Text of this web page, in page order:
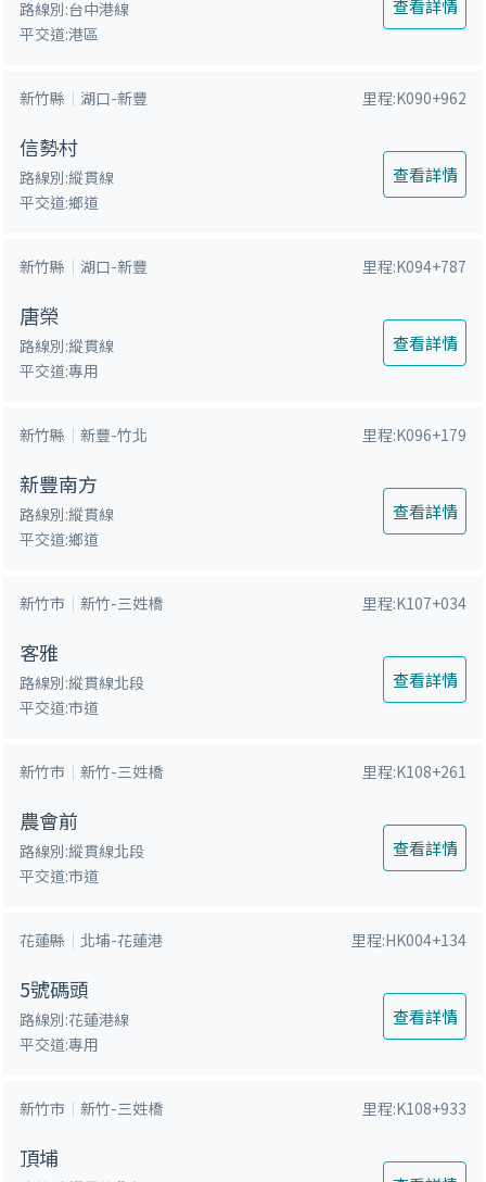
路線別:台中港線
平交道:港區
查看詳情
新竹縣 湖口-新豐 里程:K090+962
信勢村
路線別:縱貫線
平交道:鄉道
查看詳情
新竹縣 湖口-新豐 里程:K094+787
唐榮
路線別:縱貫線
平交道:專用
查看詳情
新竹縣 新豐-竹北 里程:K096+179
新豐南方
路線別:縱貫線
平交道:鄉道
查看詳情
新竹市 新竹-三姓橋 里程:K107+034
客雅
路線別:縱貫線北段
平交道:市道
查看詳情
新竹市 新竹-三姓橋 里程:K108+261
農會前
路線別:縱貫線北段
平交道:市道
查看詳情
花蓮縣 北埔-花蓮港 里程:HK004+134
5號碼頭
路線別:花蓮港線
平交道:專用
查看詳情
新竹市 新竹-三姓橋 里程:K108+933
頂埔